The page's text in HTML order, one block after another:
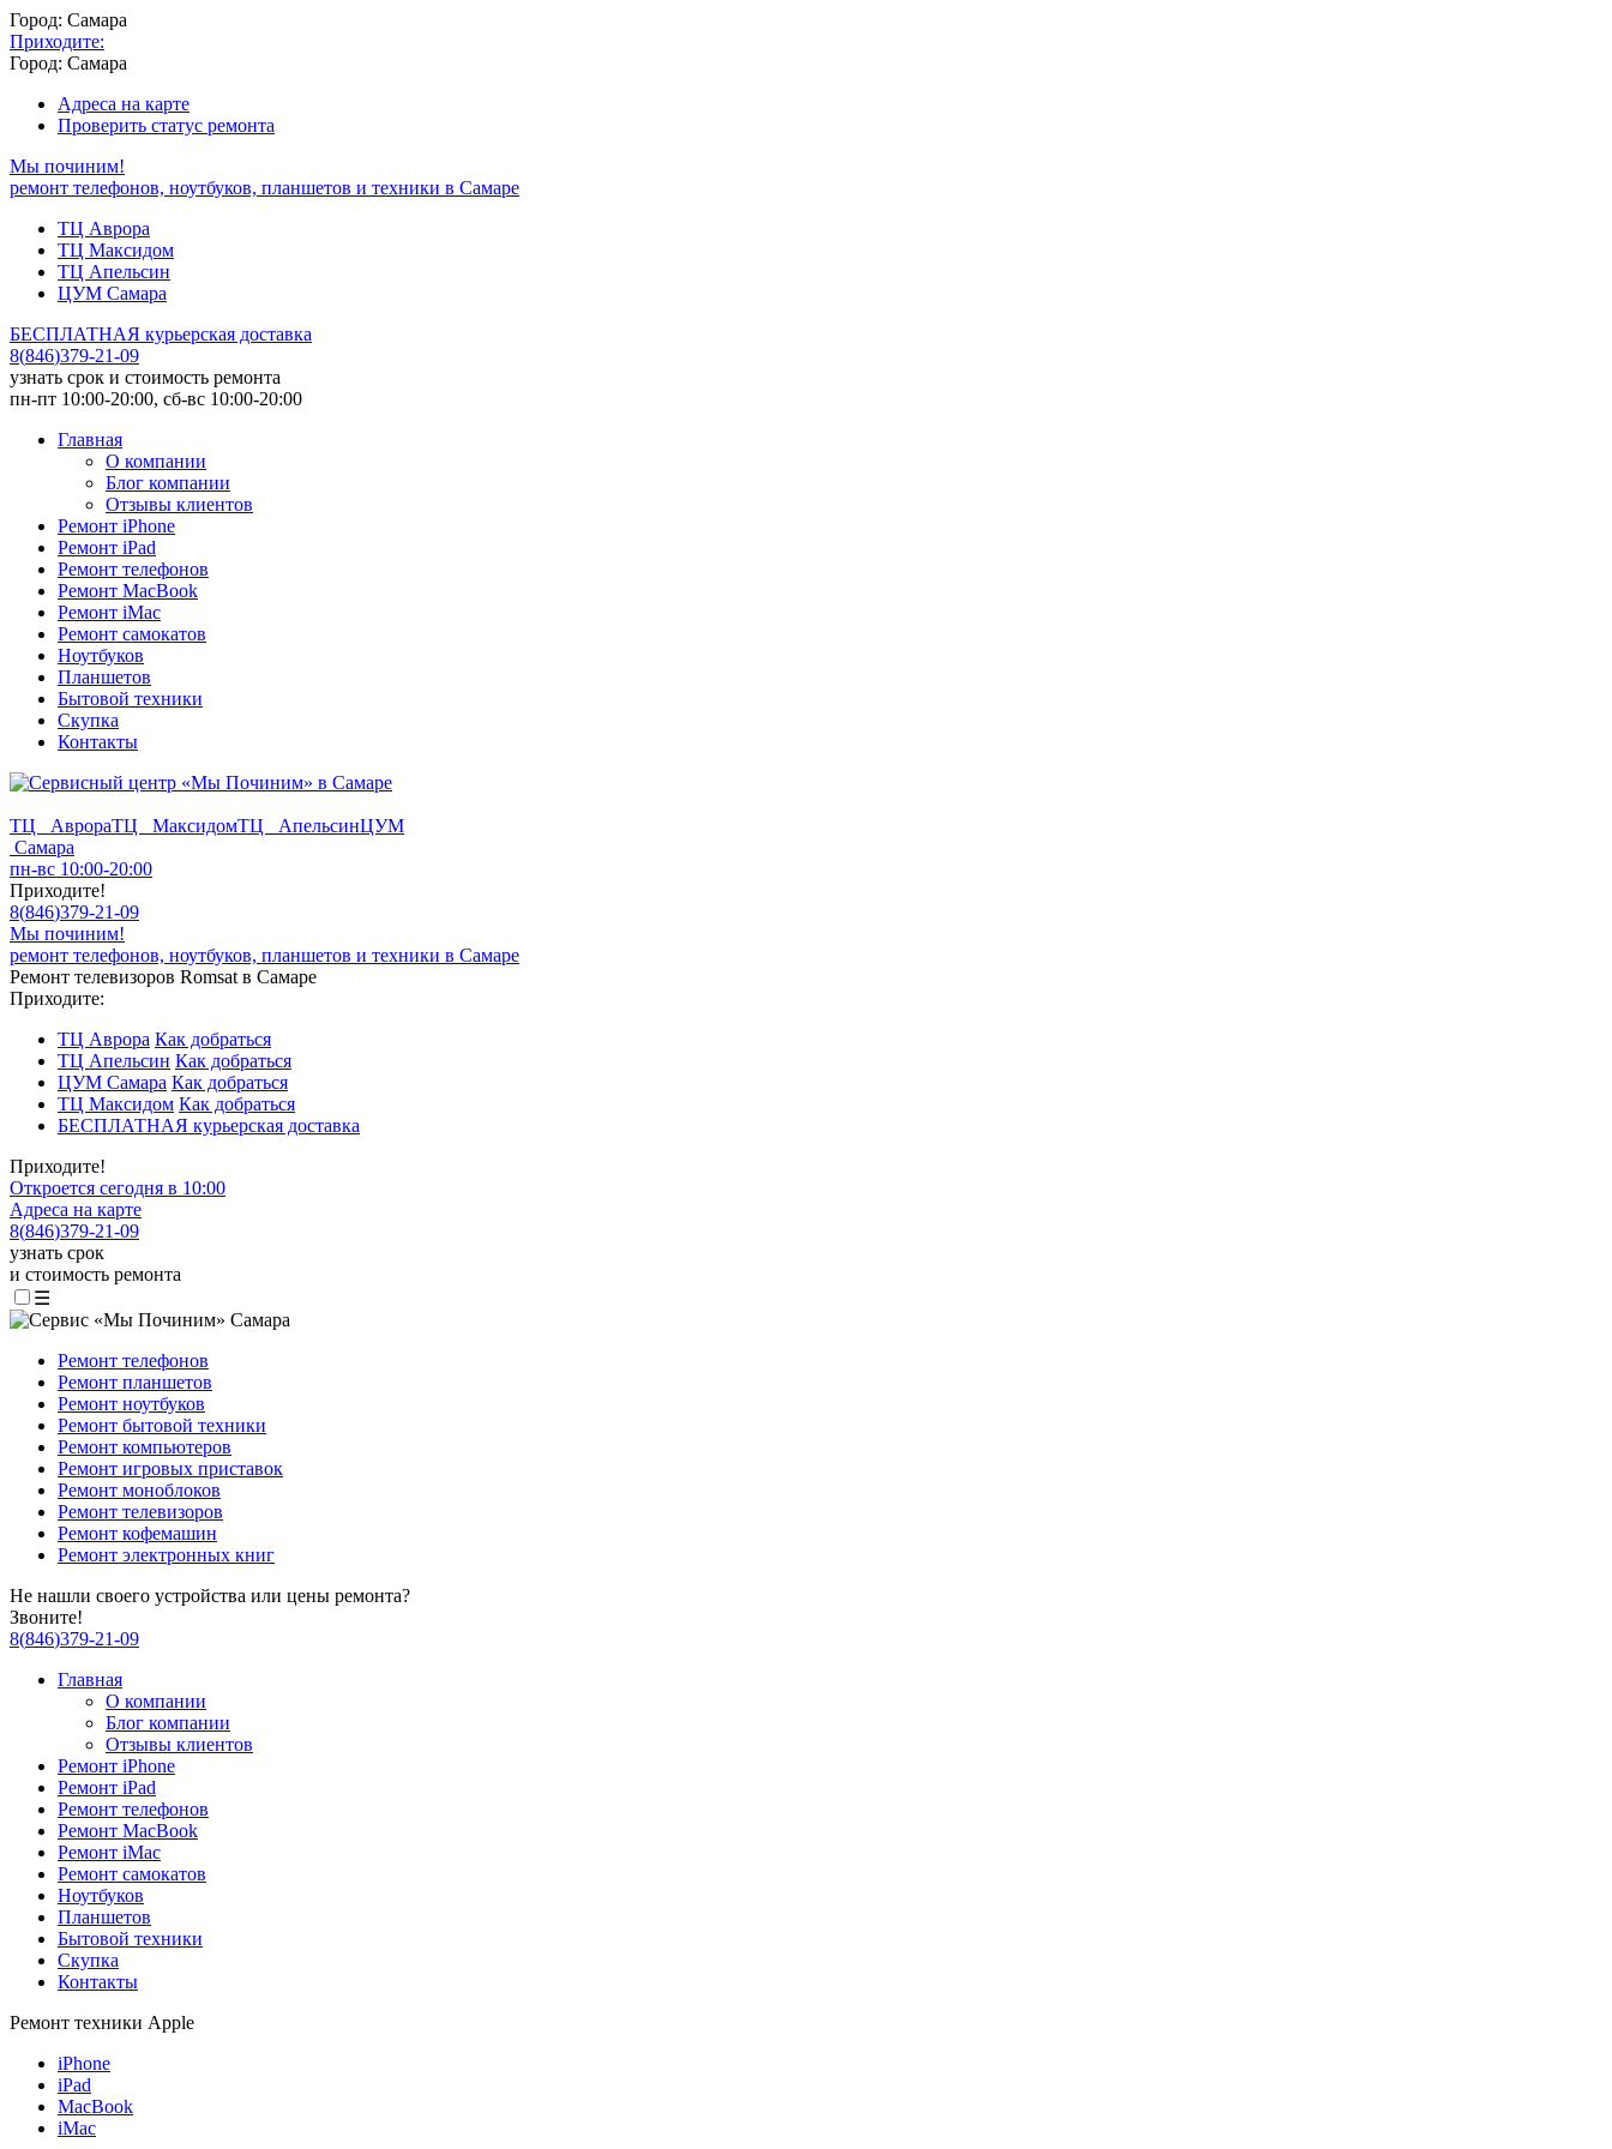
Город: Самара
Приходите:
Город: Самара
Адреса на карте
Проверить статус ремонта
Мы починим!
ремонт телефонов, ноутбуков, планшетов и техники в Самаре
ТЦ Аврора
ТЦ Максидом
ТЦ Апельсин
ЦУМ Самара
БЕСПЛАТНАЯ курьерская доставка
8(846)379-21-09
узнать срок и стоимость ремонта
пн-пт 10:00-20:00, сб-вс 10:00-20:00
Главная
О компании
Блог компании
Отзывы клиентов
Ремонт iPhone
Ремонт iPad
Ремонт телефонов
Ремонт MacBook
Ремонт iMac
Ремонт самокатов
Ноутбуков
Планшетов
Бытовой техники
Скупка
Контакты
ТЦ АврораТЦ МаксидомТЦ АпельсинЦУМ
Самара
пн-вс 10:00-20:00
Приходите!
8(846)379-21-09
Мы починим!
ремонт телефонов, ноутбуков, планшетов и техники в Самаре
Ремонт телевизоров Romsat в Самаре
Приходите:
ТЦ Аврора Как добраться
ТЦ Апельсин Как добраться
ЦУМ Самара Как добраться
ТЦ Максидом Как добраться
БЕСПЛАТНАЯ курьерская доставка
Приходите!
Откроется сегодня в 10:00
Адреса на карте
8(846)379-21-09
узнать срок
и стоимость ремонта
☰
Ремонт телефонов
Ремонт планшетов
Ремонт ноутбуков
Ремонт бытовой техники
Ремонт компьютеров
Ремонт игровых приставок
Ремонт моноблоков
Ремонт телевизоров
Ремонт кофемашин
Ремонт электронных книг
Не нашли своего устройства или цены ремонта?
Звоните!
8(846)379-21-09
Главная
О компании
Блог компании
Отзывы клиентов
Ремонт iPhone
Ремонт iPad
Ремонт телефонов
Ремонт MacBook
Ремонт iMac
Ремонт самокатов
Ноутбуков
Планшетов
Бытовой техники
Скупка
Контакты
Ремонт техники Apple
iPhone
iPad
MacBook
iMac